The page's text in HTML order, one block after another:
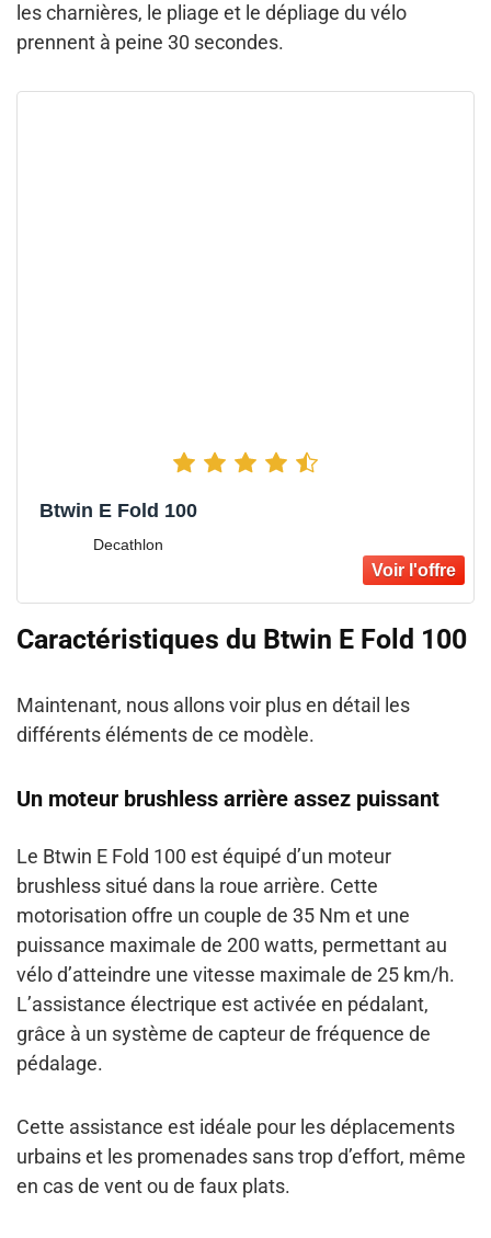
les charnières, le pliage et le dépliage du vélo
prennent à peine 30 secondes.
Btwin E Fold 100
Decathlon
Caractéristiques du Btwin E Fold 100
Maintenant, nous allons voir plus en détail les
différents éléments de ce modèle.
Un moteur brushless arrière assez puissant
Le Btwin E Fold 100 est équipé d’un moteur
brushless situé dans la roue arrière. Cette
motorisation offre un couple de 35 Nm et une
puissance maximale de 200 watts, permettant au
vélo d’atteindre une vitesse maximale de 25 km/h.
L’assistance électrique est activée en pédalant,
grâce à un système de capteur de fréquence de
pédalage.
Cette assistance est idéale pour les déplacements
urbains et les promenades sans trop d’effort, même
en cas de vent ou de faux plats.